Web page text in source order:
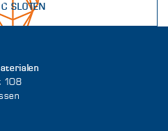
SLOTEN
108